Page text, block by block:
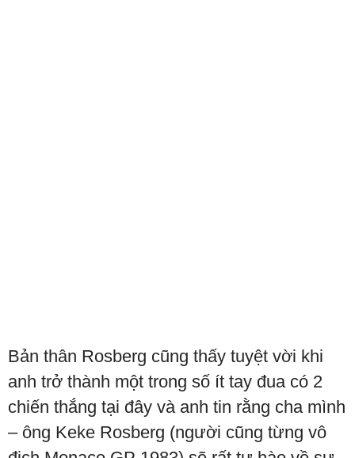
Bản thân Rosberg cũng thấy tuyệt vời khi
anh trở thành một trong số ít tay đua có 2
chiến thắng tại đây và anh tin rằng cha mình
– ông Keke Rosberg (người cũng từng vô